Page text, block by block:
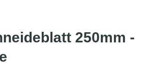
250mm -